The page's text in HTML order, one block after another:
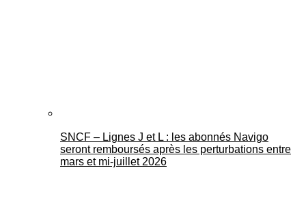
SNCF – Lignes J et L : les abonnés Navigo
seront remboursés après les perturbations entre
mars et mi-juillet 2026